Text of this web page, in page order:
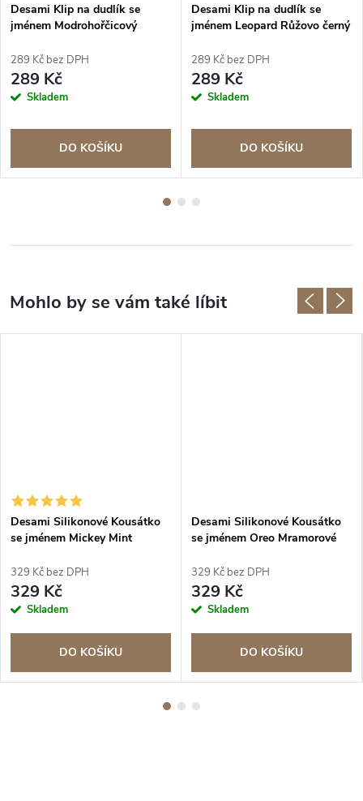
Desami Klip na dudlík se
jménem Modrohořčicový
289 Kč bez DPH
289 Kč
Skladem
DO KOŠÍKU
Desami Klip na dudlík se
jménem Leopard Růžovo černý
289 Kč bez DPH
289 Kč
Skladem
DO KOŠÍKU
Desami Silikonové Kousátko
se jménem Mickey Mint
329 Kč bez DPH
329 Kč
Skladem
DO KOŠÍKU
Desami Silikonové Kousátko
se jménem Oreo Mramorové
329 Kč bez DPH
329 Kč
Skladem
DO KOŠÍKU